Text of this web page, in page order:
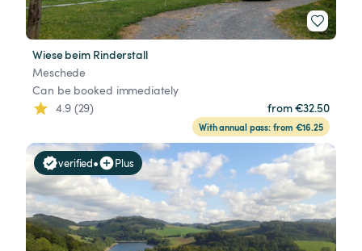
Wiese beim Rinderstall
Meschede
Can be booked immediately
4.9 (29)
from €32.50
With annual pass: from €16.25
verified• Plus